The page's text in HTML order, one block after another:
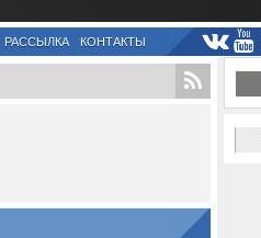
РАССЫЛКА КОНТАКТЫ